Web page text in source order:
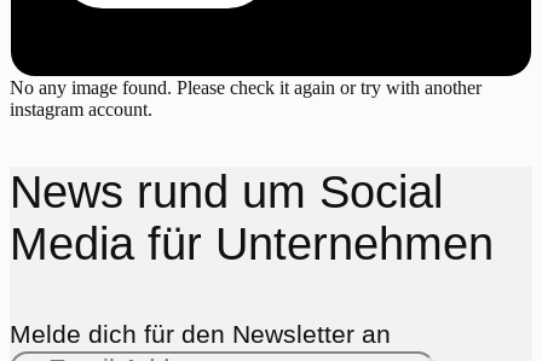
No any image found. Please check it again or try with another
instagram account.
News rund um Social
Media für Unternehmen
Melde dich für den Newsletter an